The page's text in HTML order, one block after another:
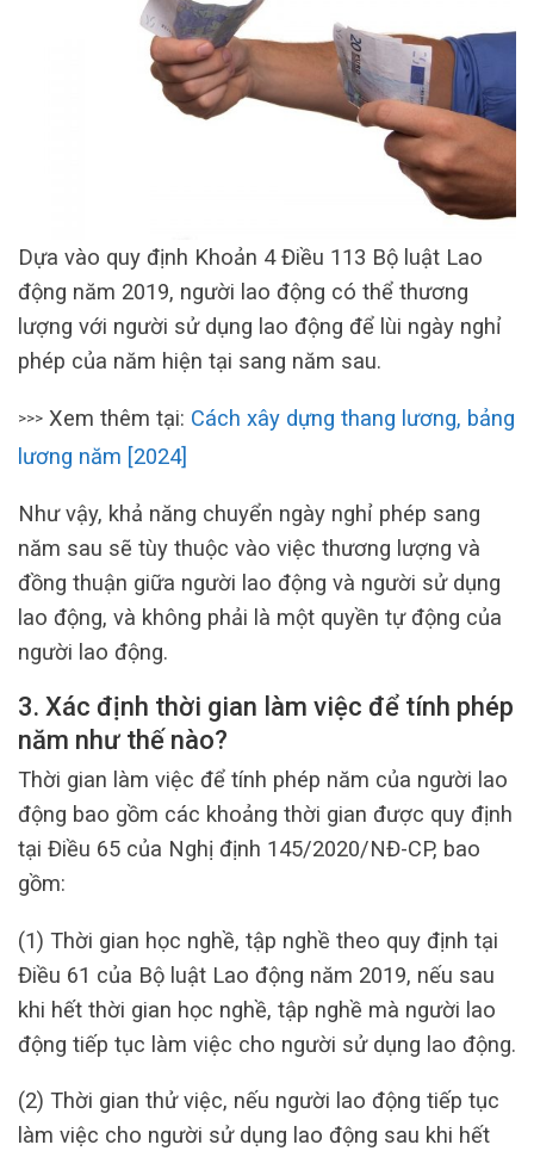
Dựa vào quy định Khoản 4 Điều 113 Bộ luật Lao
động năm 2019, người lao động có thể thương
lượng với người sử dụng lao động để lùi ngày nghỉ
phép của năm hiện tại sang năm sau.
>>> Xem thêm tại: Cách xây dựng thang lương, bảng
lương năm [2024]
Như vậy, khả năng chuyển ngày nghỉ phép sang
năm sau sẽ tùy thuộc vào việc thương lượng và
đồng thuận giữa người lao động và người sử dụng
lao động, và không phải là một quyền tự động của
người lao động.
3. Xác định thời gian làm việc để tính phép
năm như thế nào?
Thời gian làm việc để tính phép năm của người lao
động bao gồm các khoảng thời gian được quy định
tại Điều 65 của Nghị định 145/2020/NĐ-CP, bao
gồm:
(1) Thời gian học nghề, tập nghề theo quy định tại
Điều 61 của Bộ luật Lao động năm 2019, nếu sau
khi hết thời gian học nghề, tập nghề mà người lao
động tiếp tục làm việc cho người sử dụng lao động.
(2) Thời gian thử việc, nếu người lao động tiếp tục
làm việc cho người sử dụng lao động sau khi hết